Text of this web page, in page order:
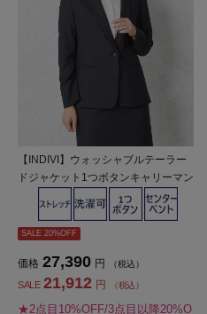
【INDIVI】ウォッシャブルテーラー
ドジャケット1つボタンキャリーマン
グレンチェック通年【レディース】
SALE 20%OFF
価格 27,390 円 （税込）
SALE 21,912 円 （税込）
★2点目10%OFF/3点目以降20%O